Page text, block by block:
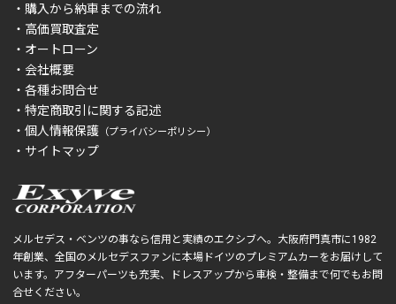
メルセデス・ベンツの事なら信用と実績のエクシブへ。大阪府門真市に1982
年創業、全国のメルセデスファンに本場ドイツのプレミアムカーをお届けして
います。アフターパーツも充実、ドレスアップから車検・整備まで何でもお問
合せください。
・購入から納車までの流れ
・高価買取査定
・オートローン
・会社概要
・各種お問合せ
・特定商取引に関する記述
・個人情報保護 （プライバシーポリシー）
・サイトマップ